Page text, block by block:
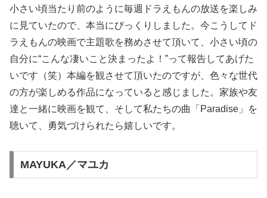
小さい頃当たり前のように毎週ドラえもんの放送を楽しみ
に見ていたので、本当にびっくりしました。今こうしてド
ラえもんの映画で主題歌を務めさせて頂いて、小さい頃の
自分に“こんな凄いこと決まったよ！”って報告してあげた
いです（笑）本編を観させて頂いたのですが、色々な世代
の方が楽しめる作品になっていると感じました。家族や友
達と一緒に映画を観て、そして私たちの曲「Paradise」を
聴いて、勇気づけられたら嬉しいです。
MAYUKA／マユカ